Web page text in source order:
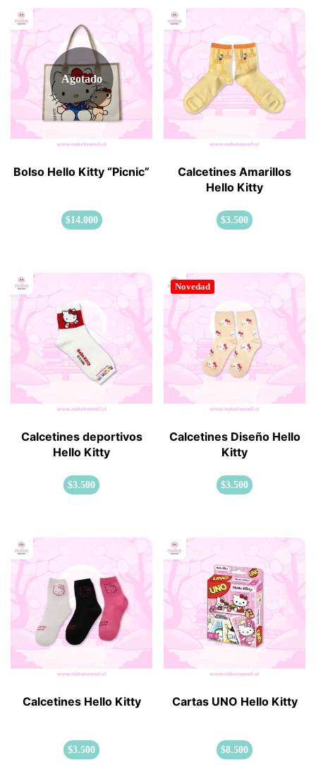
Agotado
Bolso Hello Kitty “Picnic”
$14.000
Calcetines Amarillos
Hello Kitty
$3.500
Calcetines deportivos
Hello Kitty
$3.500
Novedad
Calcetines Diseño Hello
Kitty
$3.500
Calcetines Hello Kitty
$3.500
Cartas UNO Hello Kitty
$8.500